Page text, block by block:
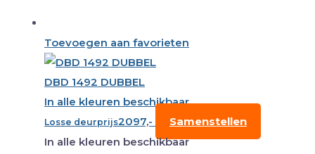
Toevoegen aan favorieten
DBD 1492 DUBBEL
In alle kleuren beschikbaar
Losse deurprijs2097,-
Samenstellen
In alle kleuren beschikbaar